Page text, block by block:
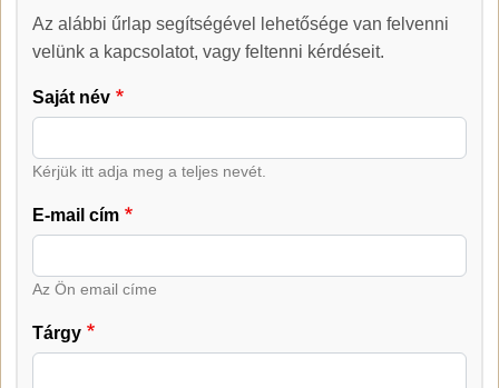
Kapcsolat
Az alábbi űrlap segítségével lehetősége van felvenni
velünk a kapcsolatot, vagy feltenni kérdéseit.
Saját név
Kérjük itt adja meg a teljes nevét.
E-mail cím
Az Ön email címe
Tárgy